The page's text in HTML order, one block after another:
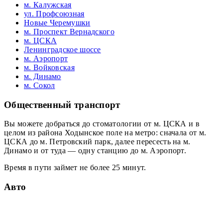
м. Калужская
ул. Профсоюзная
Новые Черемушки
м. Проспект Вернадского
м. ЦСКА
Ленинградское шоссе
м. Аэропорт
м. Войковская
м. Динамо
м. Сокол
Общественный транспорт
Вы можете добраться до стоматологии от м. ЦСКА и в
целом из района Ходынское поле на метро: сначала от м.
ЦСКА до м. Петровский парк, далее пересесть на м.
Динамо и от туда — одну станцию до м. Аэропорт.
Время в пути займет не более 25 минут.
Авто